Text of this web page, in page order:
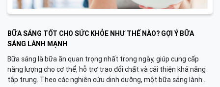
BỮA SÁNG TỐT CHO SỨC KHỎE NHƯ THẾ NÀO? GỢI Ý BỮA
SÁNG LÀNH MẠNH
Bữa sáng là bữa ăn quan trọng nhất trong ngày, giúp cung cấp
năng lượng cho cơ thể, hỗ trợ trao đổi chất và cải thiện khả năng
tập trung. Theo các nghiên cứu dinh dưỡng, một bữa sáng lành